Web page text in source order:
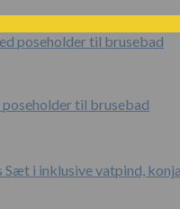
til brusebad